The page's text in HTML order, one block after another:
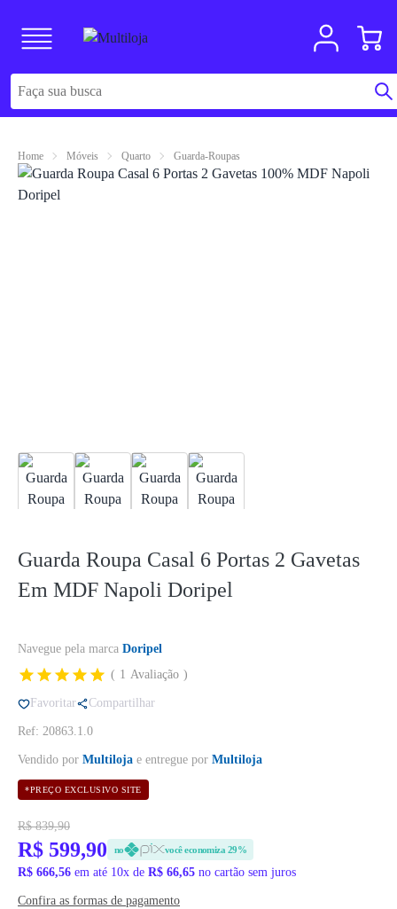
Home Móveis Quarto Guarda-Roupas
Guarda Roupa Casal 6 Portas 2 Gavetas
Em MDF Napoli Doripel
Navegue pela marca Doripel
1 Avaliação
Favoritar Compartilhar
Ref: 20863.1.0
Vendido por Multiloja e entregue por Multiloja
*PREÇO EXCLUSIVO SITE
R$ 839,90
R$ 599,90 no você economiza 29%
R$ 666,56 em até 10x de R$ 66,65 no cartão sem juros
Confira as formas de pagamento